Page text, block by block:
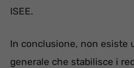
ISEE.
In conclusione, non esiste
generale che stabilisce i